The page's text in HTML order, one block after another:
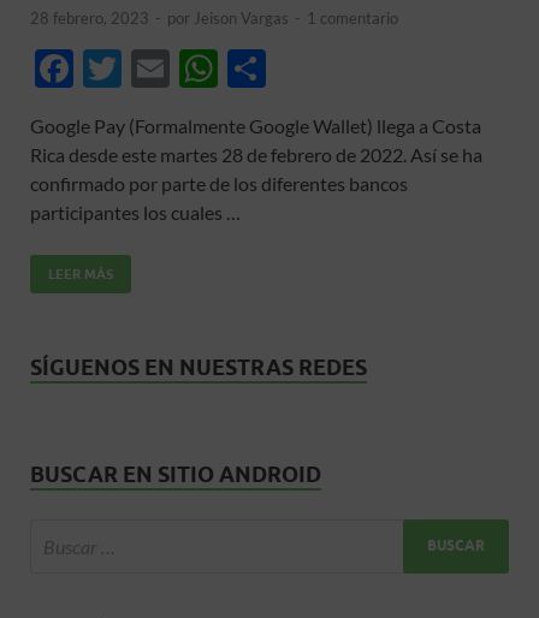
28 febrero, 2023 - por Jeison Vargas - 1 comentario
F
e
b
o
o
k
T
itt
er
E
ail
W
at
s
A
m
p
Google Pay (Formalmente Google Wallet) llega a Costa
Rica desde este martes 28 de febrero de 2022. Así se ha
confirmado por parte de los diferentes bancos
participantes los cuales …
LEER MÁS
SÍGUENOS EN NUESTRAS REDES
BUSCAR EN SITIO ANDROID